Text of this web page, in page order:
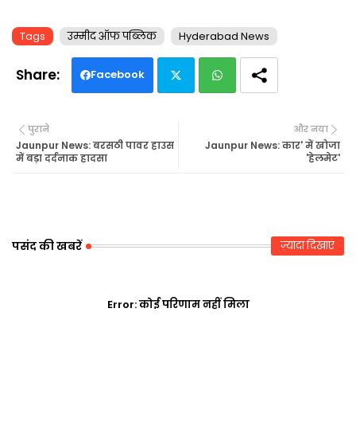
Tags उम्मीद ऑफ पब्लिक Hyderabad News
Facebook
tte ats
और नया
Jaunpur News: कार' में खोजा
'हेलमेट'
पुराने
Jaunpur News: बरसठी पावर हाउस
में बड़ा दर्दनाक हादसा
पसंद की खबरें ज़्यादा दिखाएं
Error:कोई परिणाम नहीं मिला